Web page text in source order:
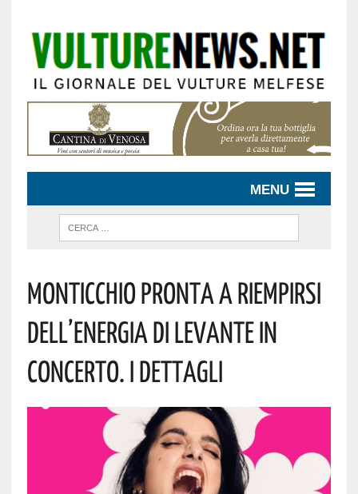
MENU
Monticchio Pronta A Riempirsi
Dell’energia Di Levante In
Concerto. I Dettagli